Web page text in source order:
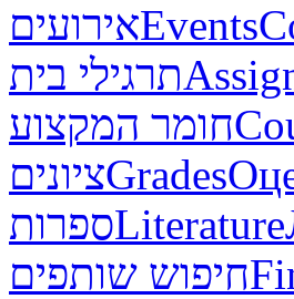
אירועיםEvents
תרגילי בית
חומר המקצוע
ציוניםGrades
ספרותLiterature
חיפוש שותפים